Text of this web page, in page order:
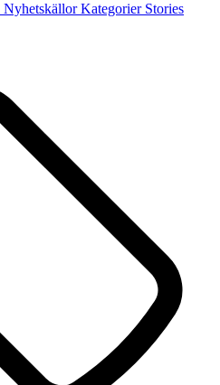
NyhetskällorKategorier Stories